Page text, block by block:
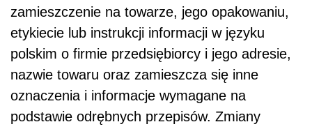
zamieszczenie na towarze, jego opakowaniu,
etykiecie lub instrukcji informacji w języku
polskim o firmie przedsiębiorcy i jego adresie,
nazwie towaru oraz zamieszcza się inne
oznaczenia i informacje wymagane na
podstawie odrębnych przepisów. Zmiany